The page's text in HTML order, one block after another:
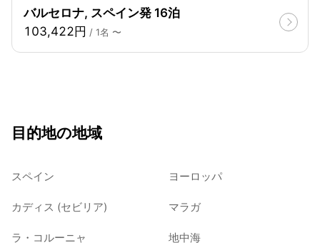
バルセロナ, スペイン発 16泊
103,422円 / 1名 〜
目的地の地域
スペイン ヨーロッパ
カディス (セビリア) マラガ
ラ・コルーニャ 地中海